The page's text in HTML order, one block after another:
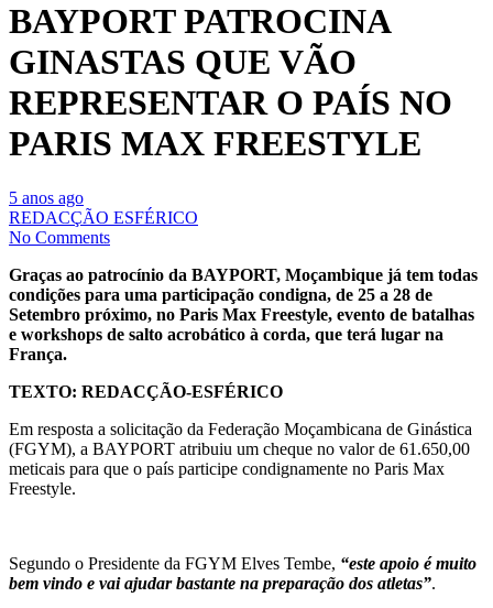
BAYPORT PATROCINA
GINASTAS QUE VÃO
REPRESENTAR O PAÍS NO
PARIS MAX FREESTYLE
5 anos ago
REDACÇÃO ESFÉRICO
No Comments
Graças ao patrocínio da BAYPORT, Moçambique já tem todas
condições para uma participação condigna, de 25 a 28 de
Setembro próximo, no Paris Max Freestyle, evento de batalhas
e workshops de salto acrobático à corda, que terá lugar na
França.
TEXTO: REDACÇÃO-ESFÉRICO
Em resposta a solicitação da Federação Moçambicana de Ginástica
(FGYM), a BAYPORT atribuiu um cheque no valor de 61.650,00
meticais para que o país participe condignamente no Paris Max
Freestyle.
Segundo o Presidente da FGYM Elves Tembe, “este apoio é muito
bem vindo e vai ajudar bastante na preparação dos atletas”.